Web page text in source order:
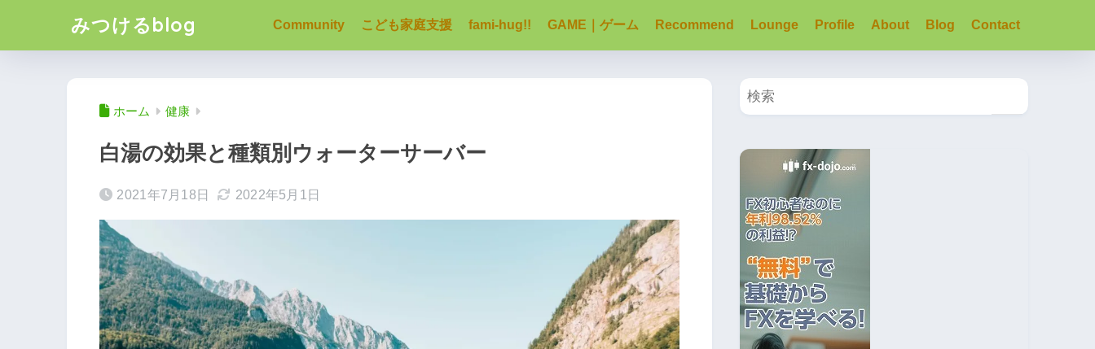
みつけるblog Community こども家庭支援 fami-hug!! GAME｜ゲーム Recommend Lounge Profile About Blog Contact
ホーム 健康
白湯の効果と種類別ウォーターサーバー
2021年7月18日 2022年5月1日